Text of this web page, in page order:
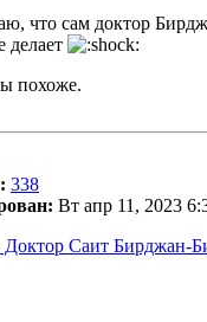
что сам доктор
делает
похоже.
338
Вт апр 11, 2023
Саит Бирджан-